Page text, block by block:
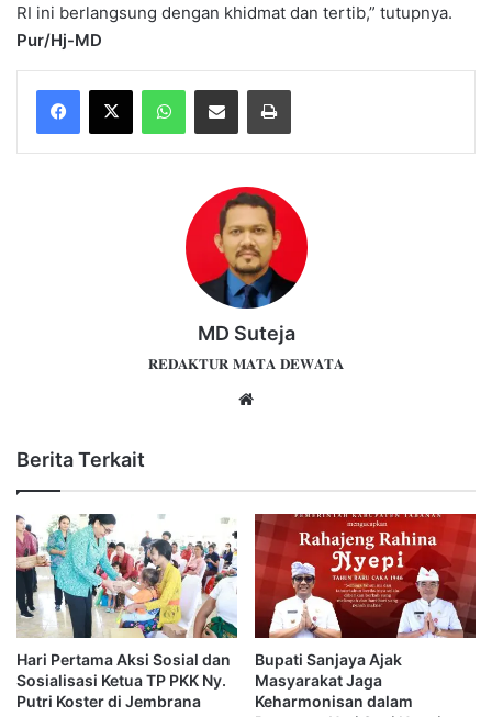
RI ini berlangsung dengan khidmat dan tertib,” tutupnya.
Pur/Hj-MD
WhatsAppShare via Email Print
MD Suteja
𝐑𝐄𝐃𝐀𝐊𝐓𝐔𝐑 𝐌𝐀𝐓𝐀 𝐃𝐄𝐖𝐀𝐓𝐀
Berita Terkait
Hari Pertama Aksi Sosial dan
Sosialisasi Ketua TP PKK Ny.
Putri Koster di Jembrana
Bupati Sanjaya Ajak
Masyarakat Jaga
Keharmonisan dalam